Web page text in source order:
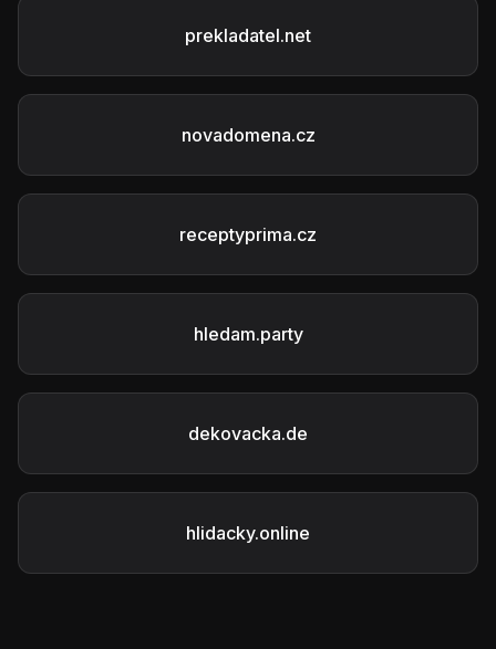
prekladatel.net
novadomena.cz
receptyprima.cz
hledam.party
dekovacka.de
hlidacky.online